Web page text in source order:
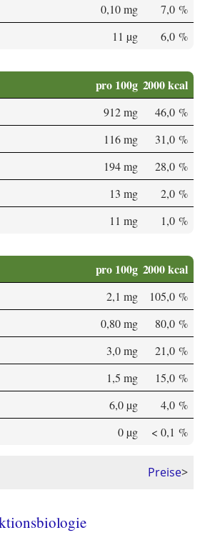
0,10 mg
7,0 %
11 µg 6,0 %
pro 100g 2000 kcal
912 mg
46,0 %
116 mg
31,0 %
194 mg
28,0 %
13 mg
2,0 %
11 mg 1,0 %
pro 100g 2000 kcal
2,1 mg
105,0 %
0,80 mg
80,0 %
3,0 mg
21,0 %
1,5 mg
15,0 %
6,0 µg
4,0 %
0 µg < 0,1 %
Preise>